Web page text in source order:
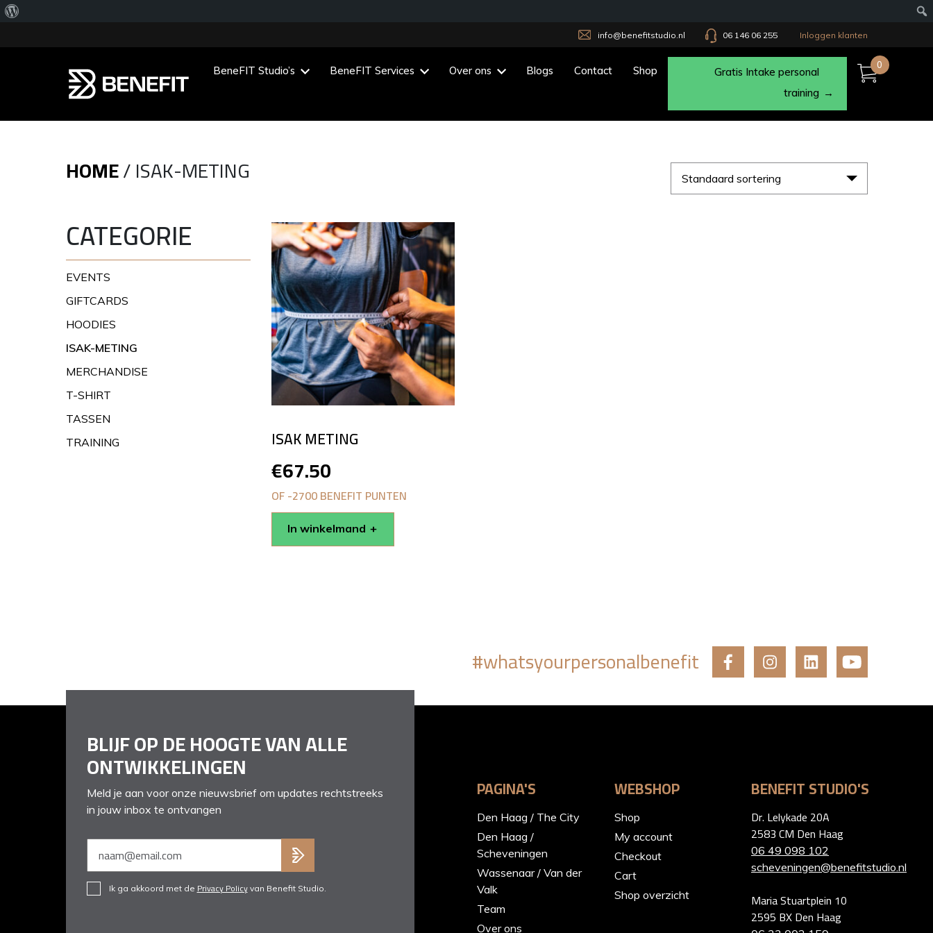
info@benefitstudio.nl 06 146 06 255 Inloggen klanten
BeneFIT Studio’s BeneFIT Services Over ons Blogs Contact Shop
Gratis Intake personal
training
0
HOME/ISAK-METING
CATEGORIE
EVENTS
GIFTCARDS
HOODIES
ISAK-METING
MERCHANDISE
T-SHIRT
TASSEN
TRAINING
ISAK METING
€67.50
OF -2700 BENEFIT PUNTEN
In winkelmand
#whatsyourpersonalbenefit
BLIJF OP DE HOOGTE VAN ALLE
ONTWIKKELINGEN
Meld je aan voor onze nieuwsbrief om updates rechtstreeks
in jouw inbox te ontvangen
Ik ga akkoord met de Privacy Policyvan Benefit Studio.
PAGINA'S
Den Haag / The City
Den Haag /
Scheveningen
Wassenaar / Van der
Valk
Team
Over ons
WEBSHOP
Shop
My account
Checkout
Cart
Shop overzicht
BENEFIT STUDIO'S
Dr. Lelykade 20A
2583 CM Den Haag
06 49 098 102
scheveningen@benefitstudio.nl
Maria Stuartplein 10
2595 BX Den Haag